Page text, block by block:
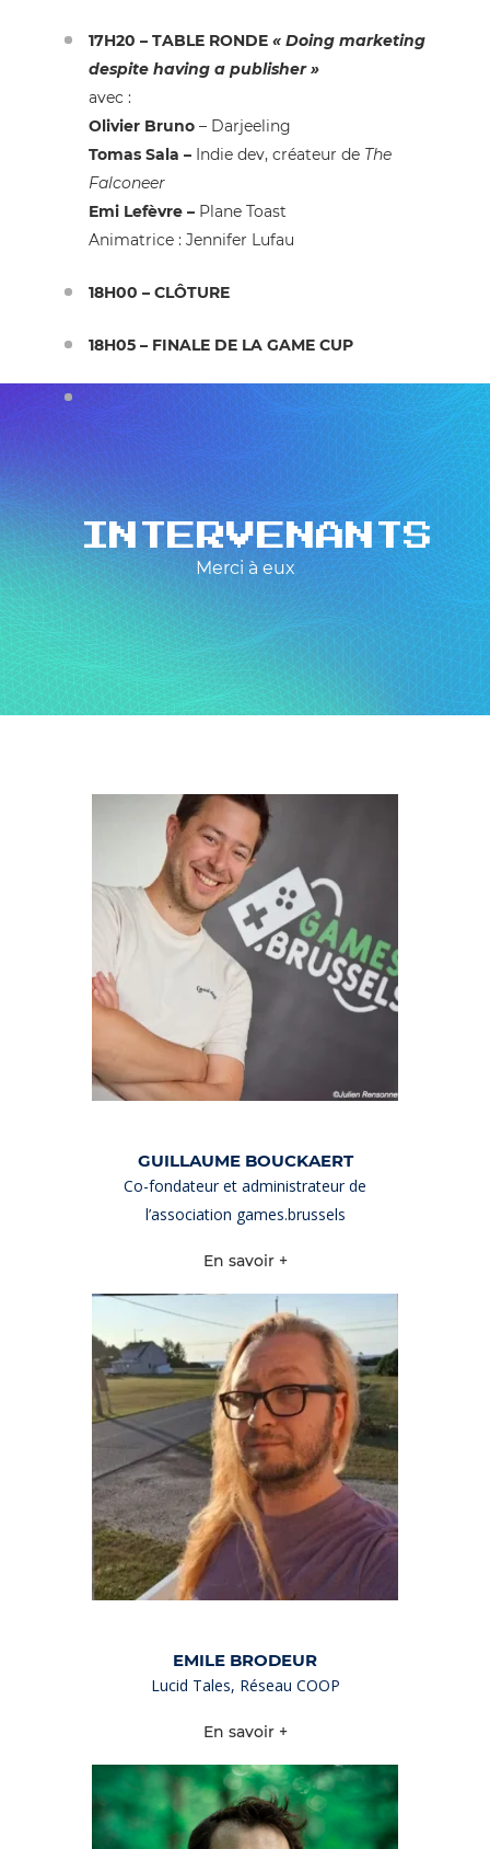
17H20 – TABLE RONDE « Doing marketing
despite having a publisher »
avec :
Olivier Bruno – Darjeeling
Tomas Sala – Indie dev, créateur de The
Falconeer
Emi Lefèvre – Plane Toast
Animatrice : Jennifer Lufau
18H00 – CLÔTURE
18H05 – FINALE DE LA GAME CUP
INTERVENANTS
Merci à eux
GUILLAUME BOUCKAERT
Co-fondateur et administrateur de
l’association games.brussels
En savoir +
EMILE BRODEUR
Lucid Tales, Réseau COOP
En savoir +